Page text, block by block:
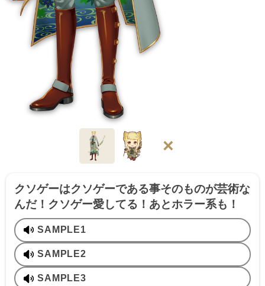
×
クソゲーはクソゲーである事そのものが芸術な
んだ！クソゲー愛してる！あとホラー系も！
SAMPLE1
SAMPLE2
SAMPLE3